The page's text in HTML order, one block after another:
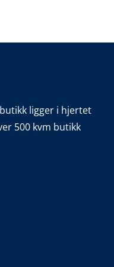
ligger i hjertet
500 kvm butikk